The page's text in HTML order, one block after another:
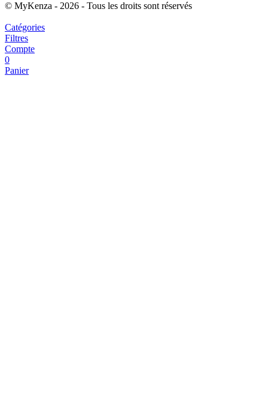
© MyKenza - 2026 - Tous les droits sont réservés
Catégories
Filtres
Compte
0
Panier